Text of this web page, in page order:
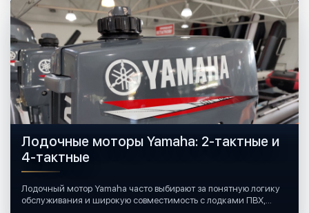
Лодочные моторы Yamaha: 2-тактные и
4-тактные
Лодочный мотор Yamaha часто выбирают за понятную логику
обслуживания и широкую совместимость с лодками ПВХ,